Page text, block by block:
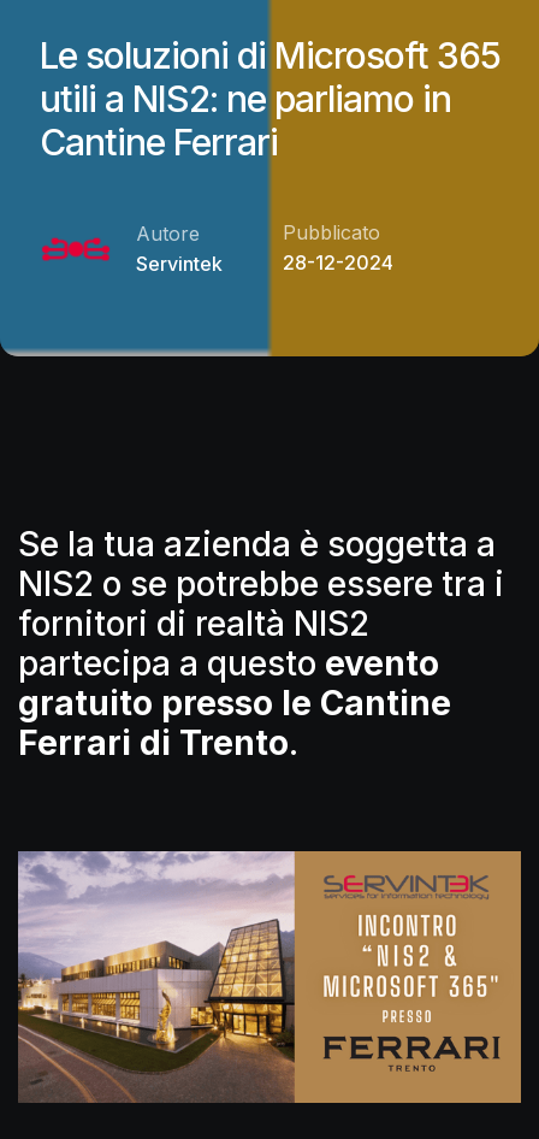
Le soluzioni di Microsoft 365
utili a NIS2: ne parliamo in
Cantine Ferrari
Autore
Servintek
Pubblicato
28-12-2024
Se la tua azienda è soggetta a
NIS2 o se potrebbe essere tra i
fornitori di realtà NIS2
partecipa a questo evento
gratuito presso le Cantine
Ferrari di Trento.